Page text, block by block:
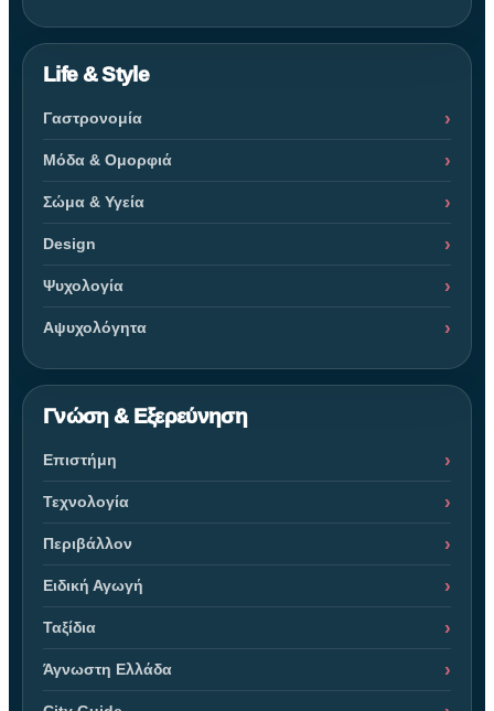
Life & Style
Γαστρονομία
Μόδα & Ομορφιά
Σώμα & Υγεία
Design
Ψυχολογία
Αψυχολόγητα
Γνώση & Εξερεύνηση
Επιστήμη
Τεχνολογία
Περιβάλλον
Ειδική Αγωγή
Ταξίδια
Άγνωστη Ελλάδα